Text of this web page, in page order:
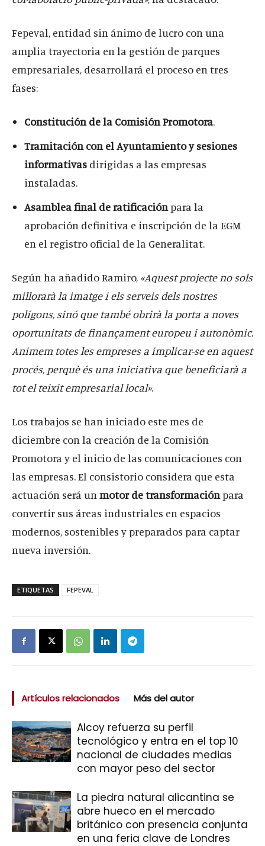
Fepeval, entidad sin ánimo de lucro con una
amplia trayectoria en la gestión de parques
empresariales, desarrollará el proceso en tres
fases:
Constitución de la Comisión Promotora.
Tramitación con el Ayuntamiento y sesiones
informativas dirigidas a las empresas
instaladas.
Asamblea final de ratificaciónpara la
aprobación definitiva e inscripción de la EGM
en el registro oficial de la Generalitat.
Según ha añadido Ramiro, «Aquest projecte no sols
millorarà la imatge i els serveis dels nostres
polígons, sinó que també obrirà la porta a noves
oportunitats de finançament europeu i autonòmic.
Animem totes les empreses a implicar-se en aquest
procés, perquè és una iniciativa que beneficiarà a
tot el teixit empresarial local».
Los trabajos se han iniciado este mes de
diciembre con la creación de la Comisión
Promotora y el inicio de las comunicaciones con
las empresas. El consistorio considera que esta
actuación será un motor de transformaciónpara
convertir sus áreas industriales en espacios
modernos, sostenibles y preparados para captar
nueva inversión.
ETIQUETAS FEPEVAL
Artículos relacionados Más del autor
Alcoy refuerza su perfil
tecnológico y entra en el top 10
nacional de ciudades medias
con mayor peso del sector
La piedra natural alicantina se
abre hueco en el mercado
británico con presencia conjunta
en una feria clave de Londres